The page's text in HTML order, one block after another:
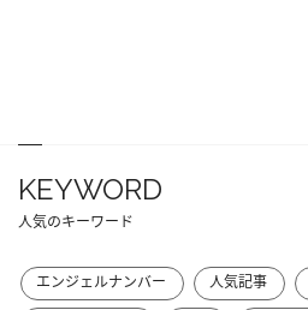
KEYWORD
人気のキーワード
エンジェルナンバー 人気記事